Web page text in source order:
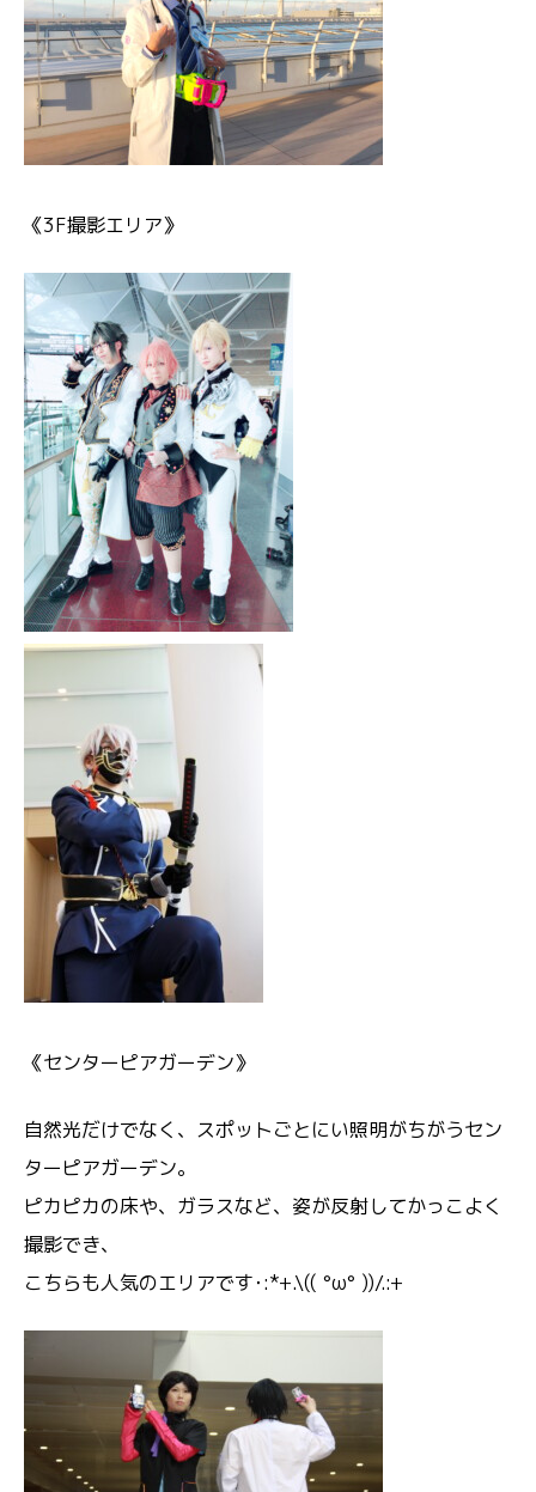
《3F撮影エリア》
《センターピアガーデン》
自然光だけでなく、スポットごとにい照明がちがうセン
ターピアガーデン。
ピカピカの床や、ガラスなど、姿が反射してかっこよく
撮影でき、
こちらも人気のエリアです･:*+.\(( °ω° ))/.:+